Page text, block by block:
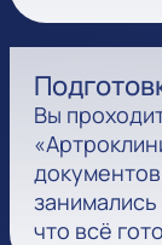
Вы
что всё